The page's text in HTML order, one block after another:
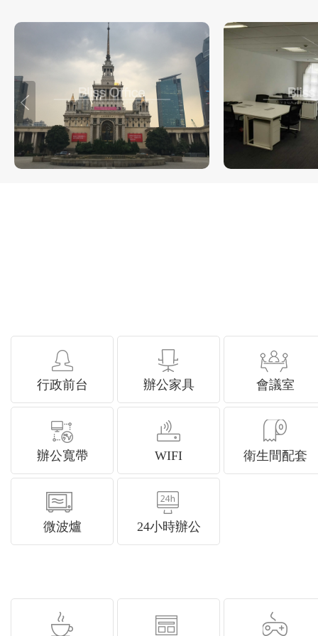
行政前台 辦公家具 會議室
辦公寬帶 WIFI 衛生間配套
微波爐 24小時辦公